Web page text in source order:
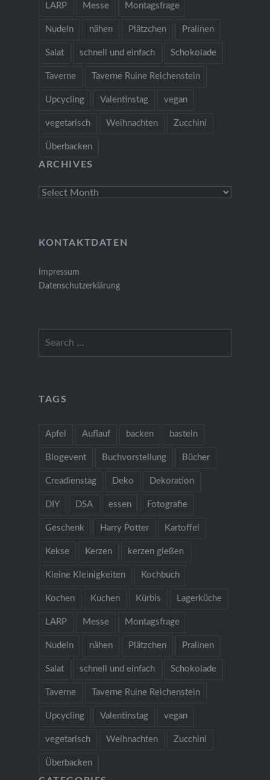
LARP Messe Montagsfrage
Nudeln nähen Plätzchen Pralinen
Salat schnell und einfach Schokolade
Taverne Taverne Ruine Reichenstein
Upcycling Valentinstag vegan
vegetarisch Weihnachten Zucchini
Überbacken
ARCHIVES
Archives
KONTAKTDATEN
Impressum
Datenschutzerklärung
TAGS
Apfel Auflauf backen basteln
Blogevent Buchvorstellung Bücher
Creadienstag Deko Dekoration
DIY DSA essen Fotografie
Geschenk Harry Potter Kartoffel
Kekse Kerzen kerzen gießen
Kleine Kleinigkeiten Kochbuch
Kochen Kuchen Kürbis Lagerküche
LARP Messe Montagsfrage
Nudeln nähen Plätzchen Pralinen
Salat schnell und einfach Schokolade
Taverne Taverne Ruine Reichenstein
Upcycling Valentinstag vegan
vegetarisch Weihnachten Zucchini
Überbacken